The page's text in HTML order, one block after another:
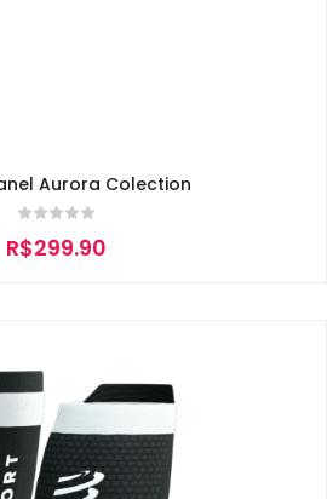
Aurora Colection
R$299.90